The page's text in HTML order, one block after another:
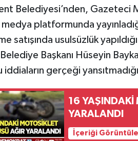
Belediyesi’nden, Gazeteci
platformunda
satışında usulsüzlük
Başkanı Hüseyin
iddiaların gerçeği
16 YAŞINDAKİ
YARALANDI
İçeriği Görüntüle